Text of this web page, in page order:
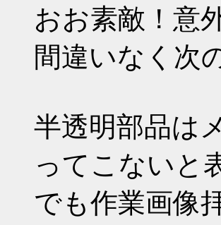
おお素敵！意
間違いなく次
半透明部品は
ってこないと
でも作業画像